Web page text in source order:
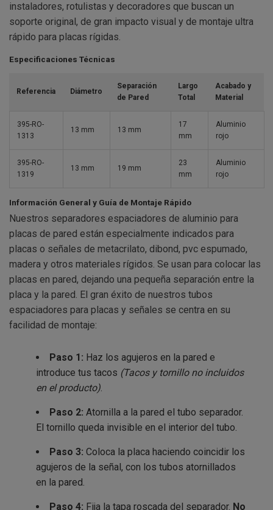
instaladores, rotulistas y decoradores que buscan un
soporte original, de gran impacto visual y de montaje ultra
rápido para placas rígidas.
Especificaciones Técnicas
Referencia Diámetro
Separación
de Pared
Largo
Total
Acabado y
Material
395-RO-
1313
13 mm 13 mm
17
mm
Aluminio
rojo
395-RO-
1319
13 mm 19 mm
23
mm
Aluminio
rojo
Información General y Guía de Montaje Rápido
Nuestros separadores espaciadores de aluminio para
placas de pared están especialmente indicados para
placas o señales de metacrilato, dibond, pvc espumado,
madera y otros materiales rígidos. Se usan para colocar las
placas en pared, dejando una pequeña separación entre la
placa y la pared. El gran éxito de nuestros tubos
espaciadores para placas y señales se centra en su
facilidad de montaje:
Paso 1: Haz los agujeros en la pared e
introduce tus tacos (Tacos y tornillo no incluidos
en el producto).
Paso 2: Atornilla a la pared el tubo separador.
El tornillo queda invisible en el interior del tubo.
Paso 3: Coloca la placa haciendo coincidir los
agujeros de la señal, con los tubos atornillados
en la pared.
Paso 4: Fija la tapa roscada del separador. No